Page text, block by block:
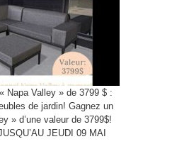
Napa Valley » de 3799 $ :
de jardin! Gagnez un
» d’une valeur de 3799$!
JEUDI 09 MAI